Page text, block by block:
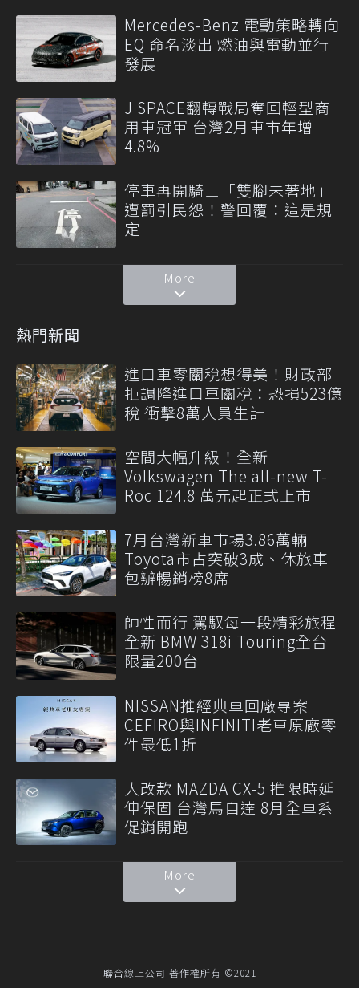
Mercedes-Benz 電動策略轉向
EQ 命名淡出 燃油與電動並行
發展
J SPACE翻轉戰局奪回輕型商
用車冠軍 台灣2月車市年增
4.8%
停車再開騎士「雙腳未著地」
遭罰引民怨！警回覆：這是規
定
More
熱門新聞
進口車零關稅想得美！財政部
拒調降進口車關稅：恐損523億
稅 衝擊8萬人員生計
空間大幅升級！全新
Volkswagen The all-new T-
Roc 124.8 萬元起正式上市
7月台灣新車市場3.86萬輛
Toyota市占突破3成、休旅車
包辦暢銷榜8席
帥性而行 駕馭每一段精彩旅程
全新 BMW 318i Touring全台
限量200台
NISSAN推經典車回廠專案
CEFIRO與INFINITI老車原廠零
件最低1折
大改款 MAZDA CX-5 推限時延
伸保固 台灣馬自達 8月全車系
促銷開跑
More
聯合線上公司 著作權所有 ©2021